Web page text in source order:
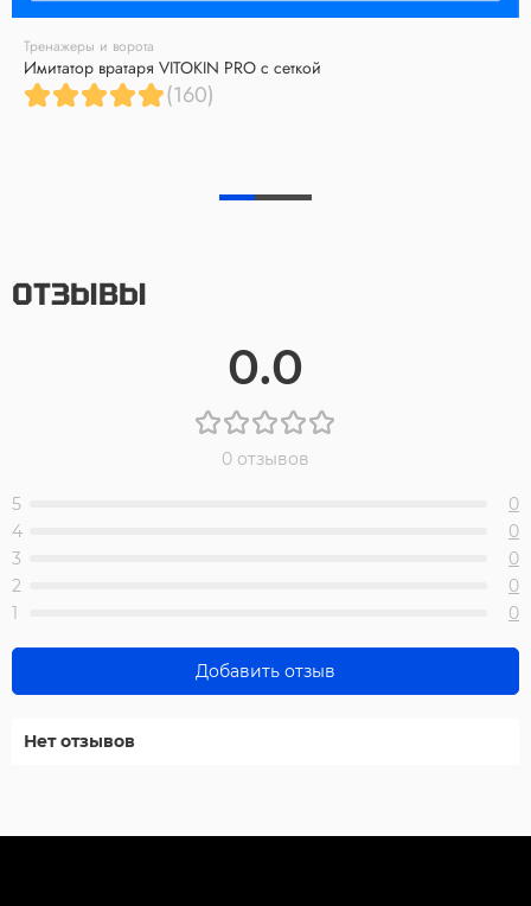
Тренажеры и ворота
Имитатор вратаря VITOKIN PRO с сеткой
(160)
ОТЗЫВЫ
0.0
0 отзывов
5
0
4
0
3
0
2
0
1
0
Добавить отзыв
Нет отзывов